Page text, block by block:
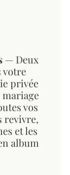
— Deux
votre
privée
vos
revivre,
et les
album